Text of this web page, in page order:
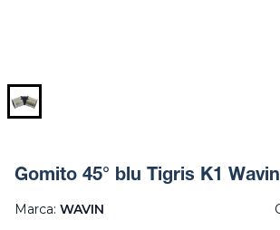
Gomito 45° blu Tigris K1 Wavin
Marca: WAVIN